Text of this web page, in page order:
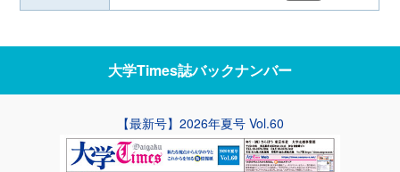
大学Times誌バックナンバー
【最新号】2026年夏号 Vol.60